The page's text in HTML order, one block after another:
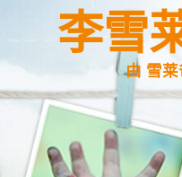
李雪
由 雪